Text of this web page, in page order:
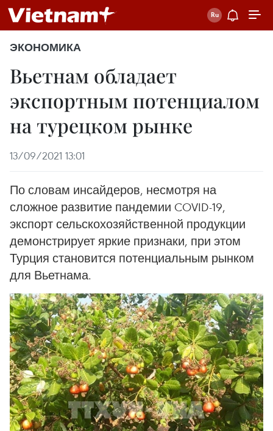
ЭКОНОМИКА
Вьетнам обладает
экспортным потенциалом
на турецком рынке
13/09/2021 13:01
По словам инсайдеров, несмотря на
сложное развитие пандемии COVID-19,
экспорт сельскохозяйственной продукции
демонстрирует яркие признаки, при этом
Турция становится потенциальным рынком
для Вьетнама.